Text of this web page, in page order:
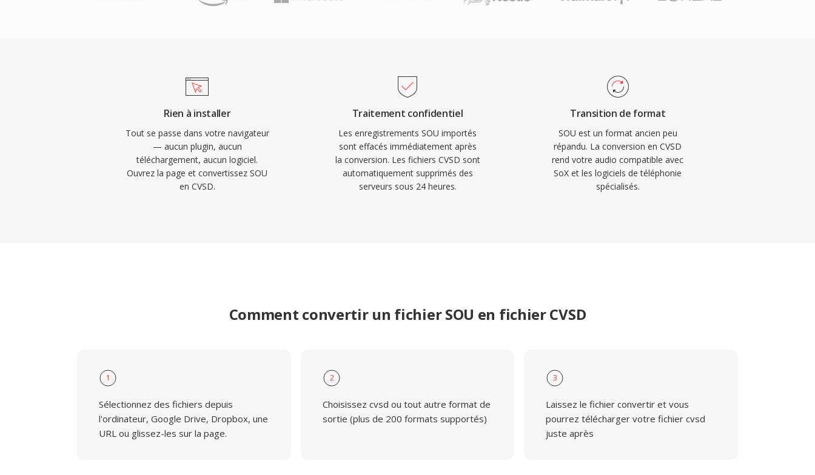
Rien à installer
Tout se passe dans votre navigateur
— aucun plugin, aucun
téléchargement, aucun logiciel.
Ouvrez la page et convertissez SOU
en CVSD.
Traitement confidentiel
Les enregistrements SOU importés
sont effacés immédiatement après
la conversion. Les fichiers CVSD sont
automatiquement supprimés des
serveurs sous 24 heures.
Transition de format
SOU est un format ancien peu
répandu. La conversion en CVSD
rend votre audio compatible avec
SoX et les logiciels de téléphonie
spécialisés.
Comment convertir un fichier SOU en fichier CVSD
1
Sélectionnez des fichiers depuis
l'ordinateur, Google Drive, Dropbox, une
URL ou glissez-les sur la page.
2
Choisissez cvsd ou tout autre format de
sortie (plus de 200 formats supportés)
3
Laissez le fichier convertir et vous
pourrez télécharger votre fichier cvsd
juste après